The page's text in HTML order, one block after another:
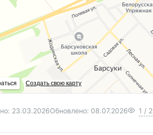
Создать свою карту
23.03.2026Обновлено: 08.07.2026 1 / 2